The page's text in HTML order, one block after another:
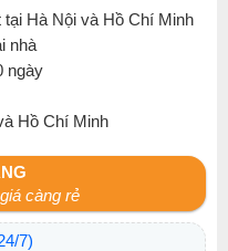
tại Hà Nội và Hồ Chí Minh
nhà
ngày
Hồ Chí Minh
càng rẻ
7)